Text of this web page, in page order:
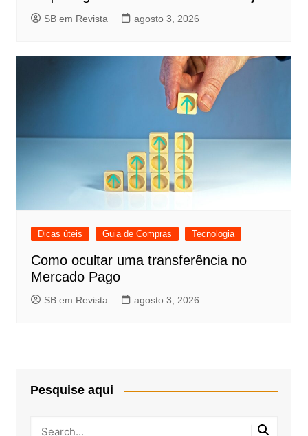
SB em Revista agosto 3, 2026
Dicas úteis Guia de Compras Tecnologia
Como ocultar uma transferência no
Mercado Pago
SB em Revista agosto 3, 2026
Pesquise aqui